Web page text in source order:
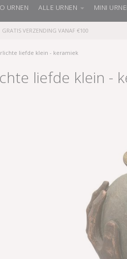
URNEN ALLE URNEN MINI
GRATIS VERZENDING VANAF €100
liefde klein - keramiek
liefde klein -